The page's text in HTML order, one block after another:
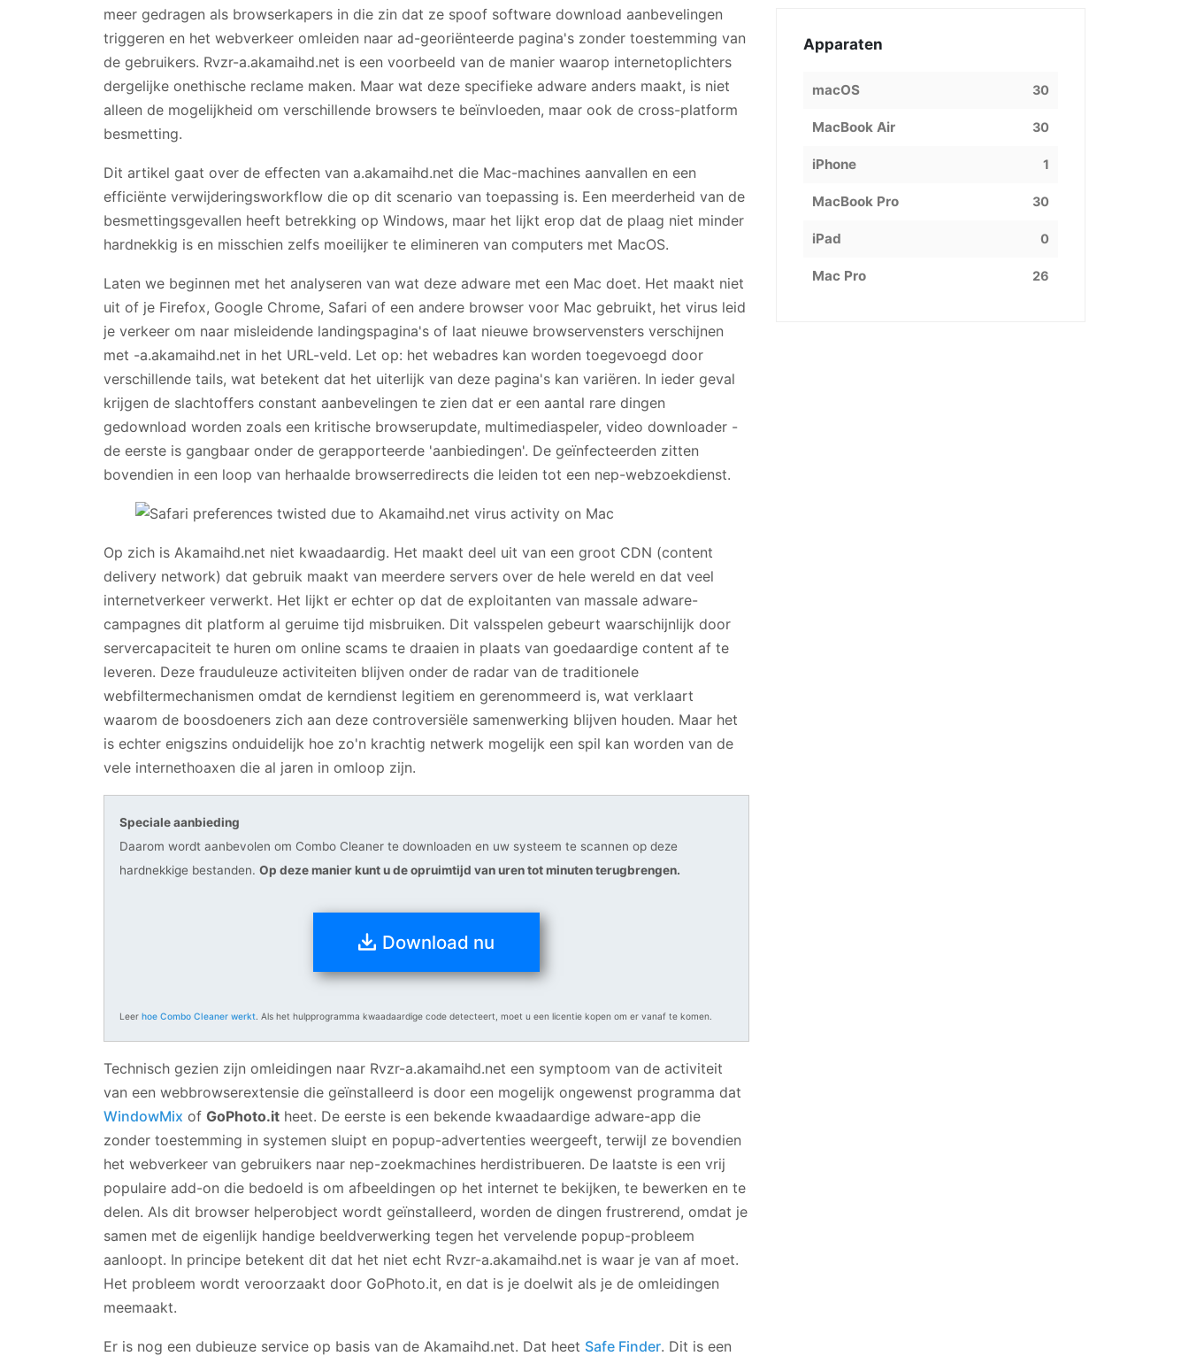
meer gedragen als browserkapers in die zin dat ze spoof software download aanbevelingen
triggeren en het webverkeer omleiden naar ad-georiënteerde pagina's zonder toestemming van
de gebruikers. Rvzr-a.akamaihd.net is een voorbeeld van de manier waarop internetoplichters
dergelijke onethische reclame maken. Maar wat deze specifieke adware anders maakt, is niet
alleen de mogelijkheid om verschillende browsers te beïnvloeden, maar ook de cross-platform
besmetting.
Dit artikel gaat over de effecten van a.akamaihd.net die Mac-machines aanvallen en een
efficiënte verwijderingsworkflow die op dit scenario van toepassing is. Een meerderheid van de
besmettingsgevallen heeft betrekking op Windows, maar het lijkt erop dat de plaag niet minder
hardnekkig is en misschien zelfs moeilijker te elimineren van computers met MacOS.
Laten we beginnen met het analyseren van wat deze adware met een Mac doet. Het maakt niet
uit of je Firefox, Google Chrome, Safari of een andere browser voor Mac gebruikt, het virus leid
je verkeer om naar misleidende landingspagina's of laat nieuwe browservensters verschijnen
met -a.akamaihd.net in het URL-veld. Let op: het webadres kan worden toegevoegd door
verschillende tails, wat betekent dat het uiterlijk van deze pagina's kan variëren. In ieder geval
krijgen de slachtoffers constant aanbevelingen te zien dat er een aantal rare dingen
gedownload worden zoals een kritische browserupdate, multimediaspeler, video downloader -
de eerste is gangbaar onder de gerapporteerde 'aanbiedingen'. De geïnfecteerden zitten
bovendien in een loop van herhaalde browserredirects die leiden tot een nep-webzoekdienst.
Op zich is Akamaihd.net niet kwaadaardig. Het maakt deel uit van een groot CDN (content
delivery network) dat gebruik maakt van meerdere servers over de hele wereld en dat veel
internetverkeer verwerkt. Het lijkt er echter op dat de exploitanten van massale adware-
campagnes dit platform al geruime tijd misbruiken. Dit valsspelen gebeurt waarschijnlijk door
servercapaciteit te huren om online scams te draaien in plaats van goedaardige content af te
leveren. Deze frauduleuze activiteiten blijven onder de radar van de traditionele
webfiltermechanismen omdat de kerndienst legitiem en gerenommeerd is, wat verklaart
waarom de boosdoeners zich aan deze controversiële samenwerking blijven houden. Maar het
is echter enigszins onduidelijk hoe zo'n krachtig netwerk mogelijk een spil kan worden van de
vele internethoaxen die al jaren in omloop zijn.
Speciale aanbieding
Daarom wordt aanbevolen om Combo Cleaner te downloaden en uw systeem te scannen op deze
hardnekkige bestanden. Op deze manier kunt u de opruimtijd van uren tot minuten terugbrengen.
Download nu
Leer hoe Combo Cleaner werkt. Als het hulpprogramma kwaadaardige code detecteert, moet u een licentie kopen om er vanaf te komen.
Technisch gezien zijn omleidingen naar Rvzr-a.akamaihd.net een symptoom van de activiteit
van een webbrowserextensie die geïnstalleerd is door een mogelijk ongewenst programma dat
WindowMix of GoPhoto.it heet. De eerste is een bekende kwaadaardige adware-app die
zonder toestemming in systemen sluipt en popup-advertenties weergeeft, terwijl ze bovendien
het webverkeer van gebruikers naar nep-zoekmachines herdistribueren. De laatste is een vrij
populaire add-on die bedoeld is om afbeeldingen op het internet te bekijken, te bewerken en te
delen. Als dit browser helperobject wordt geïnstalleerd, worden de dingen frustrerend, omdat je
samen met de eigenlijk handige beeldverwerking tegen het vervelende popup-probleem
aanloopt. In principe betekent dit dat het niet echt Rvzr-a.akamaihd.net is waar je van af moet.
Het probleem wordt veroorzaakt door GoPhoto.it, en dat is je doelwit als je de omleidingen
meemaakt.
Er is nog een dubieuze service op basis van de Akamaihd.net. Dat heet Safe Finder. Dit is een
Apparaten
macOS 30
MacBook Air 30
iPhone 1
MacBook Pro 30
iPad 0
Mac Pro 26